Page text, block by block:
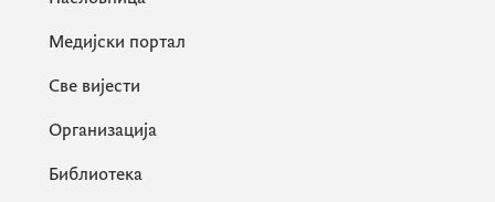
Медијски портал
Све вијести
Организација
Библиотека